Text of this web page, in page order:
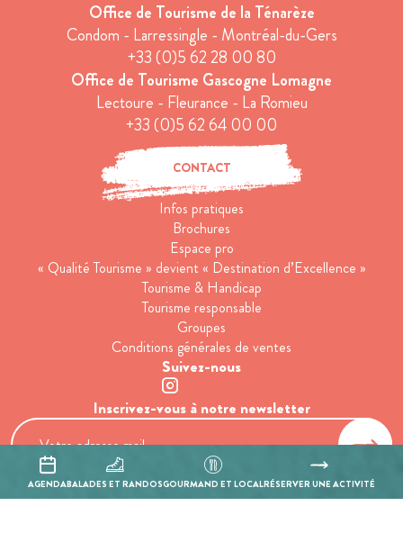
AGENDABALADES ET RANDOSGOURMAND ET LOCALRÉSERVER UNE ACTIVITÉ
Office de Tourisme de la Ténarèze
Condom - Larressingle - Montréal-du-Gers
+33 (0)5 62 28 00 80
Office de Tourisme Gascogne Lomagne
Lectoure - Fleurance - La Romieu
+33 (0)5 62 64 00 00
CONTACT
Infos pratiques
Brochures
Espace pro
« Qualité Tourisme » devient « Destination d’Excellence »
Tourisme & Handicap
Tourisme responsable
Groupes
Conditions générales de ventes
Suivez-nous
Inscrivez-vous à notre newsletter
En cochant cette case, j’accepte que les informations saisies soient